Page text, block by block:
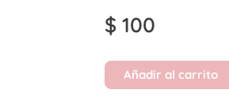
$ 100
Añadir al carrito